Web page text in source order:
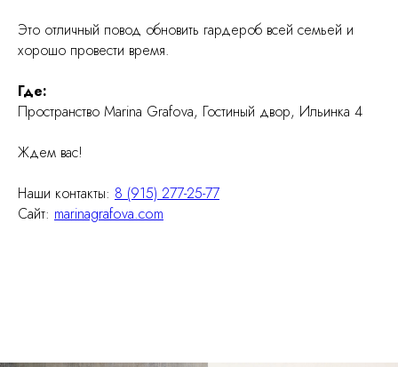
Это отличный повод обновить гардероб всей семьей и
хорошо провести время.
Где:
Пространство Marina Grafova, Гостиный двор, Ильинка 4
Ждем вас!
Наши контакты: 8 (915) 277-25-77
Сайт: marinagrafova.com